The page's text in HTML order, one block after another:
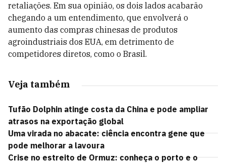
retaliações. Em sua opinião, os dois lados acabarão
chegando a um entendimento, que envolverá o
aumento das compras chinesas de produtos
agroindustriais dos EUA, em detrimento de
competidores diretos, como o Brasil.
Veja também
Tufão Dolphin atinge costa da China e pode ampliar
atrasos na exportação global
Uma virada no abacate: ciência encontra gene que
pode melhorar a lavoura
Crise no estreito de Ormuz: conheça o porto e o